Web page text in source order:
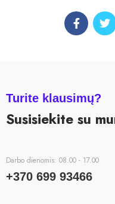
Turite klausimų?
Susisiekite su
Darbo dienomis: 08.00 - 17.00
+370 699 93466